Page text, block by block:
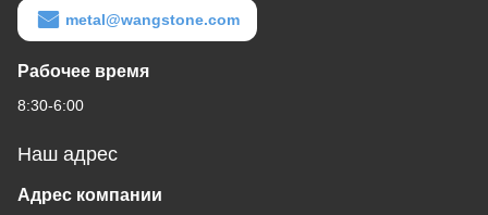
metal@wangstone.com
Рабочее время
8:30-6:00
Наш адрес
Адрес компании